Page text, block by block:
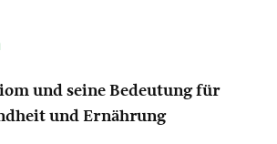
und seine Bedeutung für
und Ernährung